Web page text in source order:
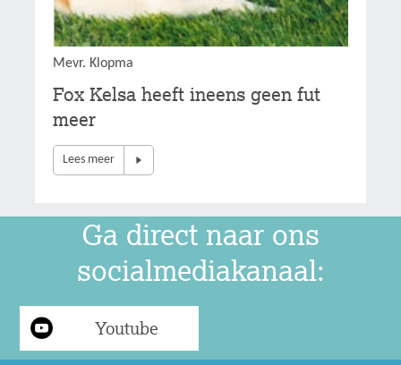
Mevr. Klopma
Fox Kelsa heeft ineens geen fut
meer
Lees meer
Ga direct naar ons
socialmediakanaal:
Youtube